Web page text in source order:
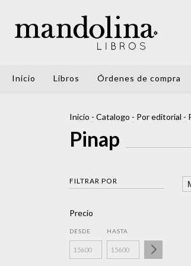
Inicio Libros Órdenes de compra
Inicio - Catalogo - Por editorial -
Pinap
FILTRAR POR
Precio
DESDE HASTA